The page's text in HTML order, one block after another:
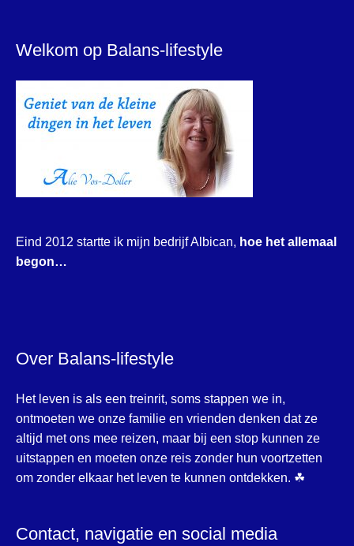
Welkom op Balans-lifestyle
Eind 2012 startte ik mijn bedrijf Albican, hoe het allemaal
begon…
Over Balans-lifestyle
Het leven is als een treinrit, soms stappen we in,
ontmoeten we onze familie en vrienden denken dat ze
altijd met ons mee reizen, maar bij een stop kunnen ze
uitstappen en moeten onze reis zonder hun voortzetten
om zonder elkaar het leven te kunnen ontdekken. ☘
Contact, navigatie en social media